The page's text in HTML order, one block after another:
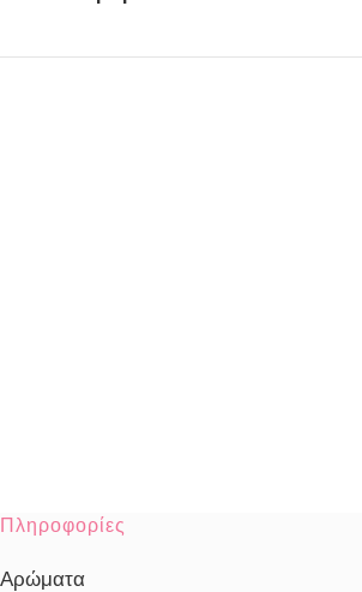
Πληροφορίες
Αρώματα